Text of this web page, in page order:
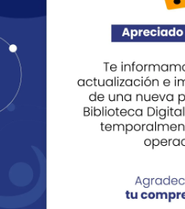
Entendido